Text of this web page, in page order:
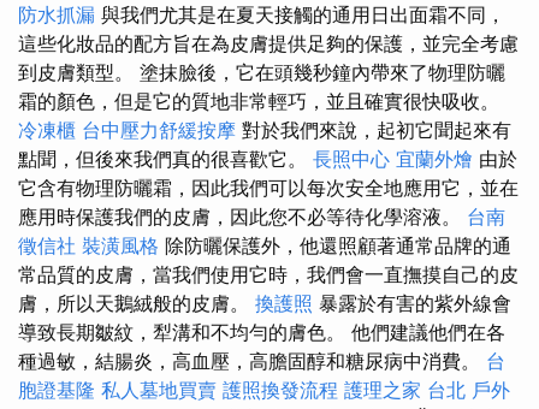
防水抓漏 與我們尤其是在夏天接觸的通用日出面霜不同，
這些化妝品的配方旨在為皮膚提供足夠的保護，並完全考慮
到皮膚類型。 塗抹臉後，它在頭幾秒鐘內帶來了物理防曬
霜的顏色，但是它的質地非常輕巧，並且確實很快吸收。
冷凍櫃 台中壓力舒緩按摩 對於我們來說，起初它聞起來有
點聞，但後來我們真的很喜歡它。 長照中心 宜蘭外燴 由於
它含有物理防曬霜，因此我們可以每次安全地應用它，並在
應用時保護我們的皮膚，因此您不必等待化學溶液。 台南
徵信社 裝潢風格 除防曬保護外，他還照顧著通常品牌的通
常品質的皮膚，當我們使用它時，我們會一直撫摸自己的皮
膚，所以天鵝絨般的皮膚。 換護照 暴露於有害的紫外線會
導致長期皺紋，犁溝和不均勻的膚色。 他們建議他們在各
種過敏，結腸炎，高血壓，高膽固醇和糖尿病中消費。 台
胞證基隆 私人墓地買賣 護照換發流程 護理之家 台北 戶外